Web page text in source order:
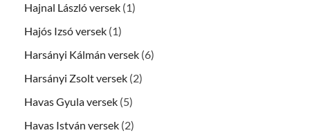
Hajnal László versek (1)
Hajós Izsó versek (1)
Harsányi Kálmán versek (6)
Harsányi Zsolt versek (2)
Havas Gyula versek (5)
Havas István versek (2)